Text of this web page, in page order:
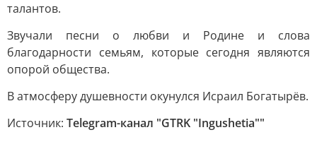
талантов.
Звучали песни о любви и Родине и слова
благодарности семьям, которые сегодня являются
опорой общества.
В атмосферу душевности окунулся Исраил Богатырёв.
Источник: Telegram-канал "GTRK "Ingushetia""